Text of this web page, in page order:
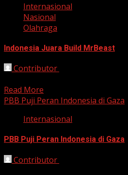
Internasional
Nasional
Olahraga
Indonesia Juara Build MrBeast
Contributor
Read More
PBB Puji Peran Indonesia di Gaza
Internasional
PBB Puji Peran Indonesia di Gaza
Contributor